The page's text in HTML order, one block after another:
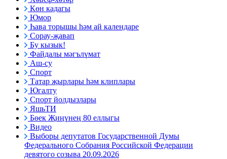
Көн кадагы
Юмор
Һава торышы һәм ай календаре
Сорау-җавап
Бу кызык!
Файдалы мәгълүмат
Аш-су
Спорт
Татар җырлары һәм клиплары
Югалту
Спорт йолдызлары
ЯшьТИ
Бөек Җиңүнең 80 еллыгы
Видео
Выборы депутатов Государственной Думы
Федерального Собрания Российской Федерации
девятого созыва 20.09.2026